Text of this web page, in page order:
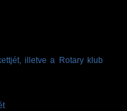
illetve a Rotary klub